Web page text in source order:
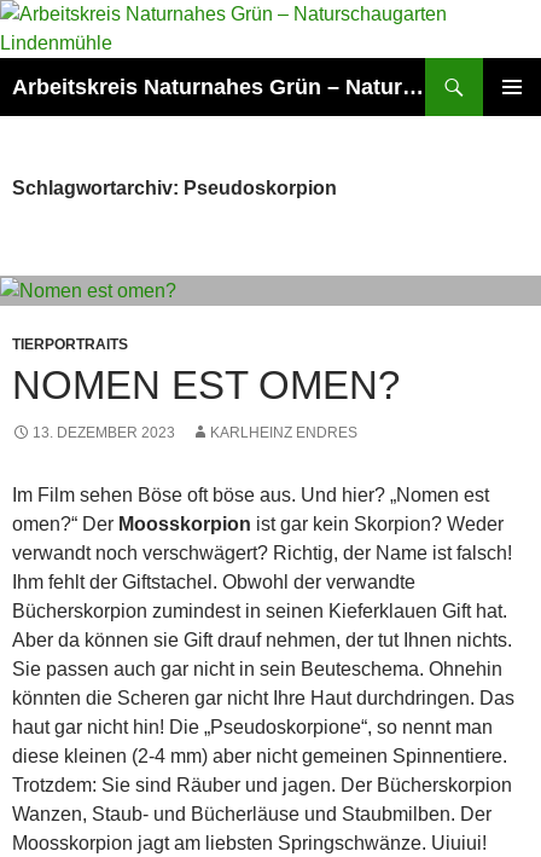
Zum
Inhalt
Arbeitskreis Naturnahes Grün – Naturschaugarten Lindenmühle
Schlagwortarchiv: Pseudoskorpion
TIERPORTRAITS
NOMEN EST OMEN?
13. DEZEMBER 2023 KARLHEINZ ENDRES
Im Film sehen Böse oft böse aus. Und hier? „Nomen est
omen?“ Der Moosskorpion ist gar kein Skorpion? Weder
verwandt noch verschwägert? Richtig, der Name ist falsch!
Ihm fehlt der Giftstachel. Obwohl der verwandte
Bücherskorpion zumindest in seinen Kieferklauen Gift hat.
Aber da können sie Gift drauf nehmen, der tut Ihnen nichts.
Sie passen auch gar nicht in sein Beuteschema. Ohnehin
könnten die Scheren gar nicht Ihre Haut durchdringen. Das
haut gar nicht hin! Die „Pseudoskorpione“, so nennt man
diese kleinen (2-4 mm) aber nicht gemeinen Spinnentiere.
Trotzdem: Sie sind Räuber und jagen. Der Bücherskorpion
Wanzen, Staub- und Bücherläuse und Staubmilben. Der
Moosskorpion jagt am liebsten Springschwänze. Uiuiui!